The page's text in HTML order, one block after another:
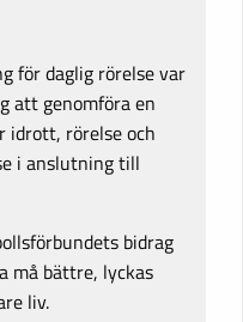
för daglig rörelse var
att genomföra en
idrott, rörelse och
i anslutning till
bidrag
må bättre, lyckas
liv.